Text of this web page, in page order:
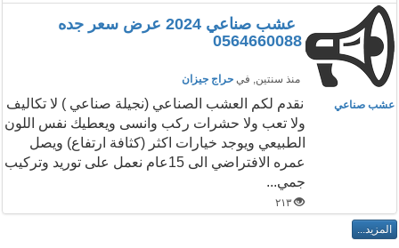
عشب صناعي 2024 عرض سعر جده
0564660088
منذ سنتين, في حراج جيزان
عشب صناعي
نقدم لكم العشب الصناعي (نجيلة صناعي ) لا تكاليف
ولا تعب ولا حشرات ركب وانسى ويعطيك نفس اللون
الطبيعي ويوجد خيارات اكثر (كثافة ارتفاع) ويصل
عمره الافتراضي الى 15عام نعمل على توريد وتركيب
جمي...
٢١٣